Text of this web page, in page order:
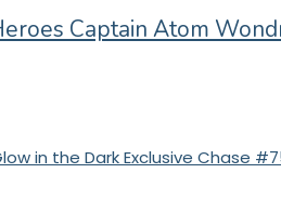
Captain Atom